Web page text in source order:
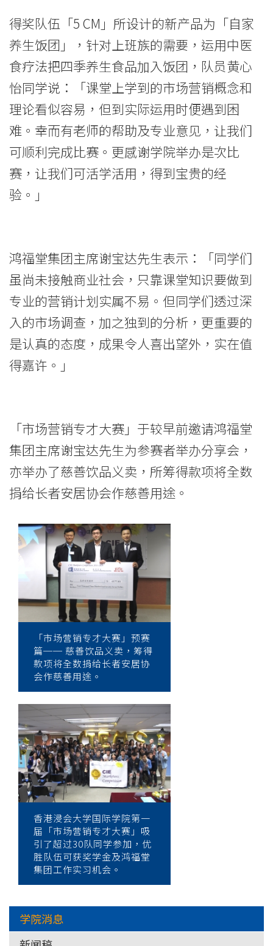
港
浸
会
大
学
得奖队伍「5 CM」所设计的新产品为「自家
养生饭团」，针对上班族的需要，运用中医
食疗法把四季养生食品加入饭团，队员黄心
怡同学说：「课堂上学到的市场营销概念和
理论看似容易，但到实际运用时便遇到困
难。幸而有老师的帮助及专业​​意见，让我们
可顺利完成比赛。更感谢学院举办是次比
赛，让我们可活学活用，得到宝贵的经
验。」
鸿福堂集团主席谢宝达先生表示：「同学们
虽尚未接触商业社会，只靠课堂知识要做到
专业的营销计划实属不易。但同学们透过深
入的市场调查，加之独到的分析，更重要的
是认真的态度，成果令人喜出望外，实在值
得嘉许。」
「市场营销专才大赛」于较早前邀请鸿福堂
集团主席谢宝达先生为参赛者举办分享会，
亦举办了慈善饮品义卖，所筹得款项将全数
捐给长者安居协会作慈善用途。
「市场营销专才大赛」预赛
篇── 慈善饮品义卖，筹得
款项将全数捐给长者安居协
会作慈善用途。
香港浸会大学国际学院第一
届「市场营销专才大赛」吸
引了超过30队同学参加，优
胜队伍可获奖学金及鸿福堂
集团工作实习机会。
学院消息